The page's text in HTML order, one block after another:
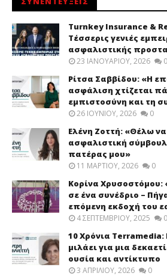
Turnkey Insurance &
Τέσσερις γενιές
ασφαλιστικής
23 ΙΑΝΟΥΑΡΊΟΥ, 2026 0
Ρίτσα Σαββίδου: «Η
ασφάλιση χτίζεται
εμπιστοσύνη και τη
26 ΙΟΥΝΊΟΥ, 2026 0
Ελένη Ζοττή: «Θέλω
ασφαλιστική
πατέρας μου»
11 ΜΑΡΤΊΟΥ, 2026 0
Κορίνα
σε ένα συνέδριο –
επόμενη εκδοχή του
4 ΣΕΠΤΕΜΒΡΊΟΥ, 2025 0
10 Χρόνια Terramedia:
μιλάει για μια
ουσία και αντίκτυπο
3 ΑΠΡΙΛΊΟΥ, 2026 0